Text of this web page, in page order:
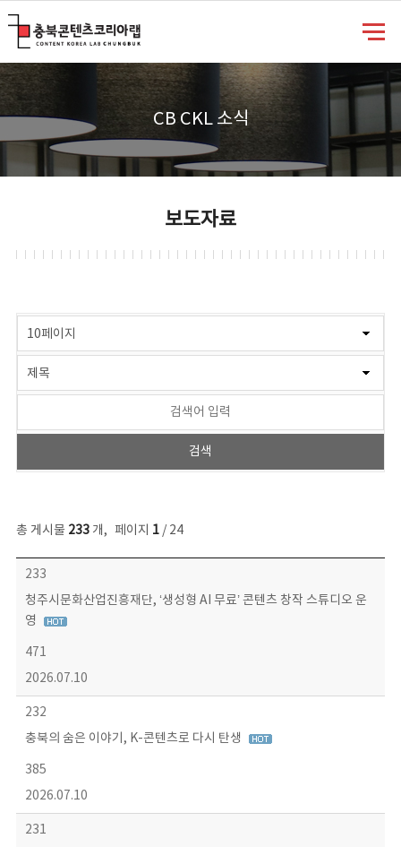
CB CKL 소식
보도자료
총 게시물 233개, 페이지 1/ 24
보도자료 목록 - 번호, 제목, 작성자, 파일, 조회수, 작성일 정보 제공
233
청주시문화산업진흥재단, ‘생성형 AI 무료’ 콘텐츠 창작 스튜디오 운
영
471
2026.07.10
232
충북의 숨은 이야기, K-콘텐츠로 다시 탄생
385
2026.07.10
231